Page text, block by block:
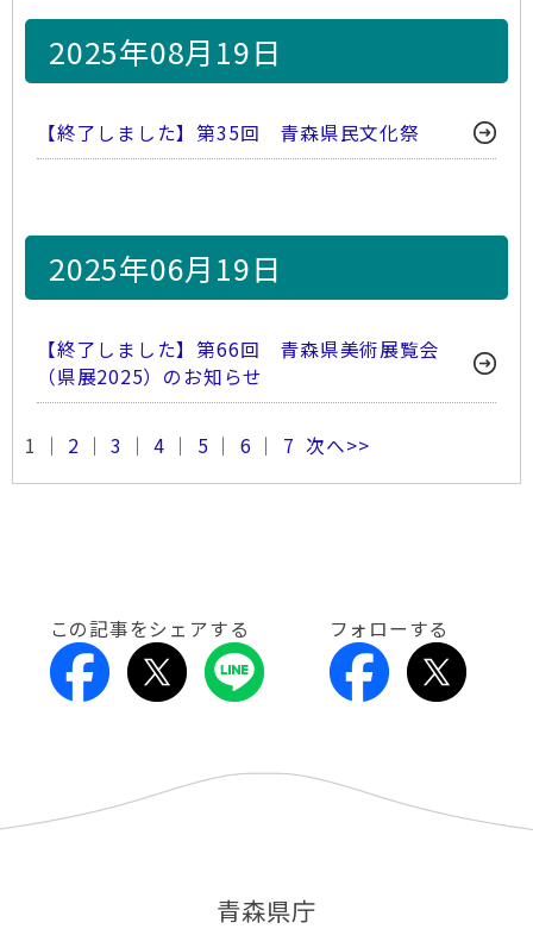
2025年08月19日
【終了しました】第35回 青森県民文化祭
2025年06月19日
【終了しました】第66回 青森県美術展覧会
（県展2025）のお知らせ
1 ｜ 2 ｜3 ｜4 ｜ 5 ｜ 6 ｜ 7 次へ>>
この記事をシェアする フォローする
青森県庁